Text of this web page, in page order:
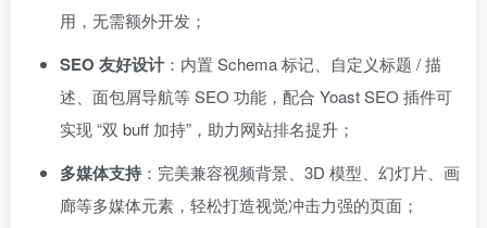
用，无需额外开发；
SEO 友好设计：内置 Schema 标记、自定义标题 / 描
述、面包屑导航等 SEO 功能，配合 Yoast SEO 插件可
实现 “双 buff 加持”，助力网站排名提升；
多媒体支持：完美兼容视频背景、3D 模型、幻灯片、画
廊等多媒体元素，轻松打造视觉冲击力强的页面；